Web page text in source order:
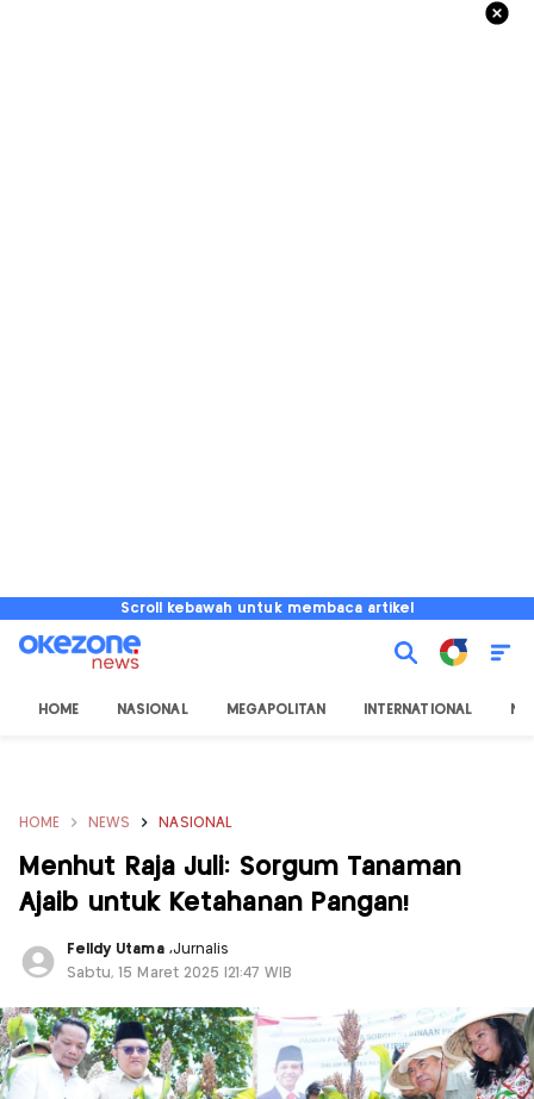
Scroll kebawah untuk membaca artikel
HOME NASIONAL MEGAPOLITAN INTERNATIONAL
HOME NEWS NASIONAL
Menhut Raja Juli: Sorgum Tanaman
Ajaib untuk Ketahanan Pangan!
Felldy Utama ,Jurnalis
Sabtu, 15 Maret 2025 |21:47 WIB